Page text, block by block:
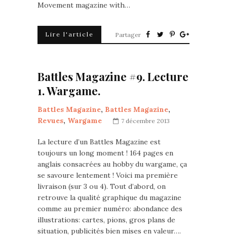
Movement magazine with…
Lire l'article Partager
Battles Magazine #9. Lecture
1. Wargame.
Battles Magazine, Battles Magazine,
Revues, Wargame 7 décembre 2013
La lecture d’un Battles Magazine est
toujours un long moment ! 164 pages en
anglais consacrées au hobby du wargame, ça
se savoure lentement ! Voici ma première
livraison (sur 3 ou 4). Tout d’abord, on
retrouve la qualité graphique du magazine
comme au premier numéro: abondance des
illustrations: cartes, pions, gros plans de
situation, publicités bien mises en valeur….